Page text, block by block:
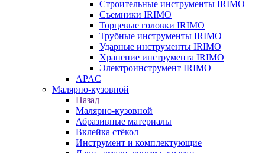
Строительные инструменты IRIMO
Съемники IRIMO
Торцевые головки IRIMO
Трубные инструменты IRIMO
Ударные инструменты IRIMO
Хранение инструмента IRIMO
Электроинструмент IRIMO
APAC
Малярно-кузовной
Назад
Малярно-кузовной
Абразивные материалы
Вклейка стёкол
Инструмент и комплектующие